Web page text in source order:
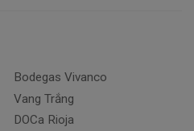
Bodegas Vivanco
Vang Trắng
DOCa Rioja